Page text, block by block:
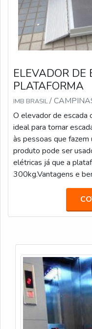
ELEVADOR DE
PLATAFORMA
IMB BRASIL/
O elevador de escada
ideal para tornar
às pessoas que fazem
produto pode ser
elétricas já que a
300kg.Vantagens e
formato estético e
se adequa a quase
garante uma melhoria